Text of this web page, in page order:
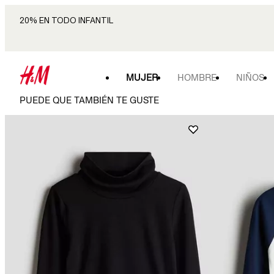
20% EN TODO INFANTIL
MUJER HOMBRE NIÑOS
PUEDE QUE TAMBIÉN TE GUSTE